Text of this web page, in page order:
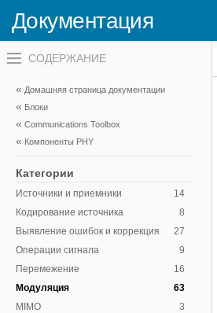
Документация
Переключатель
навигационного
вне
холста
переключатель
навигационного
вне
Домашняя страница документации
Блоки
Communications Toolbox
Компоненты PHY
Категории
14
Источники и приемники
8
Кодирование источника
27
Выявление ошибок и коррекция
9
Операции сигнала
16
Перемежение
63
Модуляция
3
MIMO